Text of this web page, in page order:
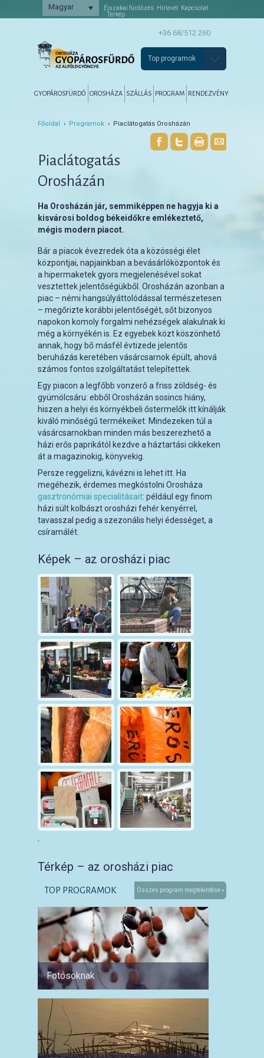
Magyar Éjszakai fürdőzés Hírlevél
Kapcsolat
Térkép
+36 68/512 260
Top programok
Tovább az elsődleges tartalomra
Tovább a másodlagos tartalomra
GYOPÁROSFÜRDŐ OROSHÁZA SZÁLLÁS PROGRAM RENDEZVÉNY
Főoldal › Programok › Piaclátogatás Orosházán
Piaclátogatás
Orosházán
Ha Orosházán jár, semmiképpen ne hagyja ki a
kisvárosi boldog békeidőkre emlékeztető,
mégis modern piacot.
Bár a piacok évezredek óta a közösségi élet
központjai, napjainkban a bevásárlóközpontok és
a hipermaketek gyors megjelenésével sokat
vesztettek jelentőségükből. Orosházán azonban a
piac – némi hangsúlyáttolódással természetesen
– megőrizte korábbi jelentőségét, sőt bizonyos
napokon komoly forgalmi nehézségek alakulnak ki
még a környékén is. Ez egyebek közt köszönhető
annak, hogy bő másfél évtizede jelentős
beruházás keretében vásárcsarnok épült, ahová
számos fontos szolgáltatást telepítettek.
Egy piacon a legfőbb vonzerő a friss zöldség- és
gyümölcsáru: ebből Orosházán sosincs hiány,
hiszen a helyi és környékbeli őstermelők itt kínálják
kiváló minőségű termékeiket. Mindezeken túl a
vásárcsarnokban minden más beszerezhető a
házi erős paprikától kezdve a háztartási cikkeken
át a magazinokig, könyvekig.
Persze reggelizni, kávézni is lehet itt. Ha
megéhezik, érdemes megkóstolni Orosháza
gasztronómiai specialitásait: például egy finom
házi sült kolbászt orosházi fehér kenyérrel,
tavasszal pedig a szezonális helyi édességet, a
csíramálét.
Képek – az orosházi piac
.
Térkép – az orosházi piac
TOP PROGRAMOK Összes program megtekintése »
Fotósoknak